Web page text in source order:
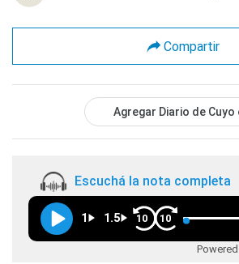
Compartir
Agregar Diario de Cuyo
Escuchá la nota completa
1 1.5 10 10